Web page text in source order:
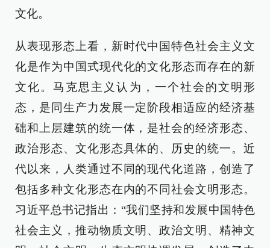
文化。
从表现形态上看，新时代中国特色社会主义文
化是作为中国式现代化的文化形态而存在的新
文化。马克思主义认为，一个社会的文明形
态，是同生产力发展一定阶段相适应的经济基
础和上层建筑的统一体，是社会的经济形态、
政治形态、文化形态具体的、历史的统一。近
代以来，人类通过不同的现代化道路，创造了
包括多种文化形态在内的不同社会文明形态。
习近平总书记指出：“我们坚持和发展中国特色
社会主义，推动物质文明、政治文明、精神文